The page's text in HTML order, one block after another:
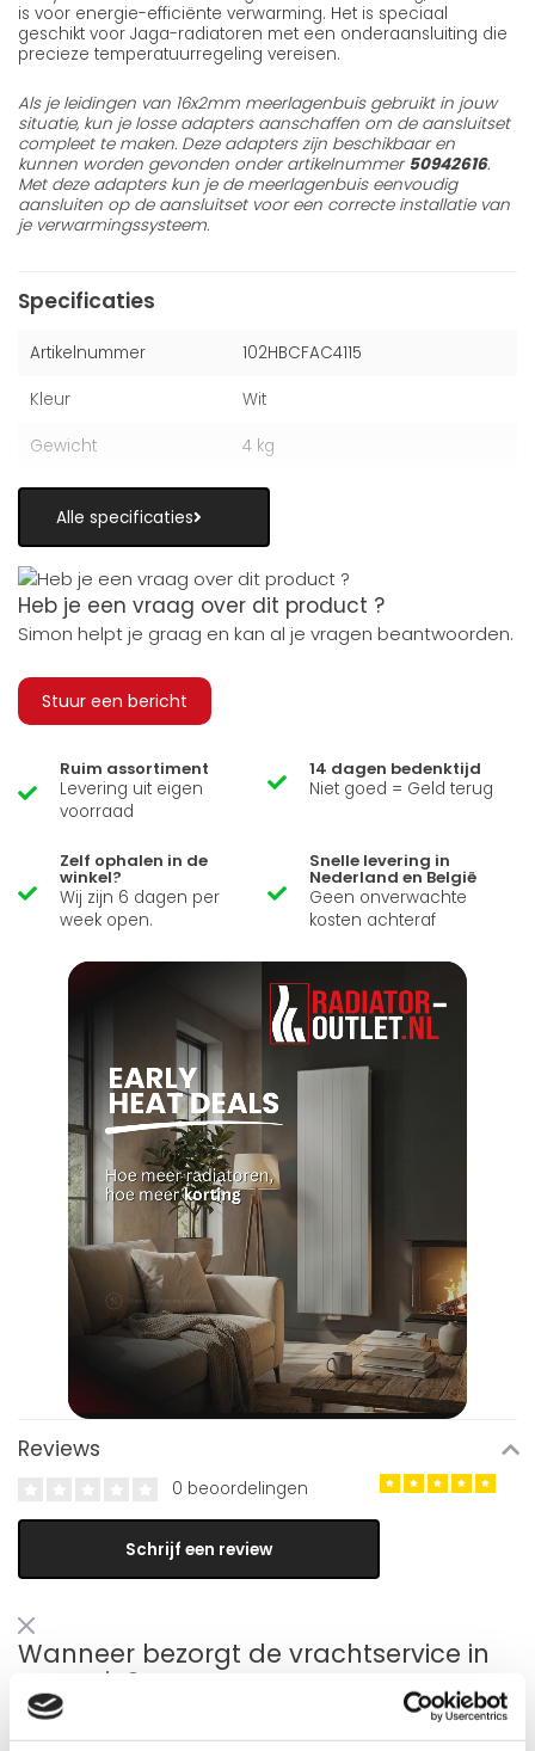
is voor energie-efficiënte verwarming. Het is speciaal
geschikt voor Jaga-radiatoren met een onderaansluiting die
precieze temperatuurregeling vereisen.
Als je leidingen van 16x2mm meerlagenbuis gebruikt in jouw
situatie, kun je losse adapters aanschaffen om de aansluitset
compleet te maken. Deze adapters zijn beschikbaar en
kunnen worden gevonden onder artikelnummer50942616.
Met deze adapters kun je de meerlagenbuis eenvoudig
aansluiten op de aansluitset voor een correcte installatie van
je verwarmingssysteem.
Specificaties
Artikelnummer 102HBCFAC4115
Kleur Wit
Gewicht 4 kg
Alle specificaties
Heb je een vraag over dit product ?
Simon helpt je graag en kan al je vragen beantwoorden.
Stuur een bericht
Ruim assortiment
Levering uit eigen
voorraad
14 dagen bedenktijd
Niet goed = Geld terug
Zelf ophalen in de
winkel?
Wij zijn 6 dagen per
week open.
Snelle levering in
Nederland en België
Geen onverwachte
kosten achteraf
Reviews
0 beoordelingen
Schrijf een review
Wanneer bezorgt de vrachtservice in
uw regio?
Geldt niet voor postzendingen!